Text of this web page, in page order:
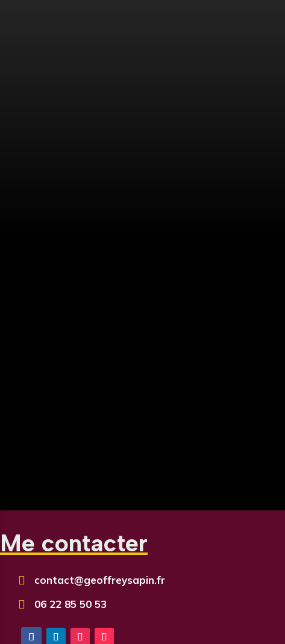
Me contacter
 contact@geoffreysapin.fr
 06 22 85 50 53